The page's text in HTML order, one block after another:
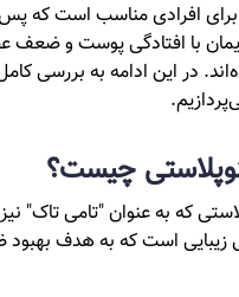
افرادی مناسب است که
با افتادگی پوست و
در این ادامه به بررسی
چیست؟
که به عنوان "تامی تاک"
است که به هدف بهبود